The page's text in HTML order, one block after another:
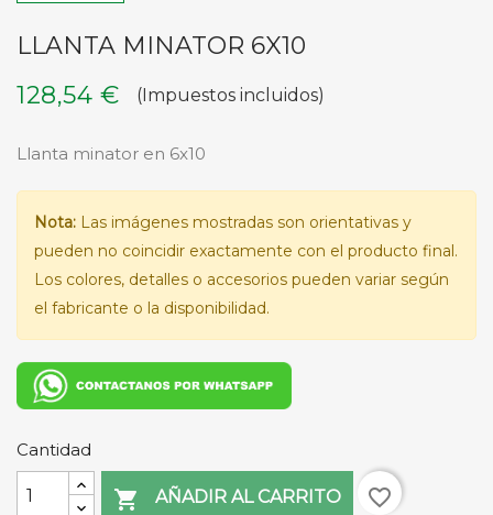
LLANTA MINATOR 6X10
128,54 €
(Impuestos incluidos)
Llanta minator en 6x10
Nota: Las imágenes mostradas son orientativas y
pueden no coincidir exactamente con el producto final.
Los colores, detalles o accesorios pueden variar según
el fabricante o la disponibilidad.
Cantidad
 AÑADIR AL CARRITO
favorite_border